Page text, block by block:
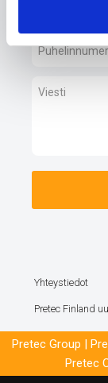
Yhteystiedot
Pretec Finland
Pretec Group |
Pretec